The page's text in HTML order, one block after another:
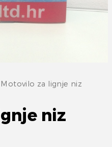
za lignje niz
niz